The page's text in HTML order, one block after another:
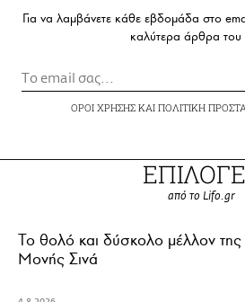
Για να λαμβάνετε κάθε εβδομάδα στο
καλύτερα άρθρα του
ΟΡΟΙ ΧΡΗΣΗΣΚΑΙ ΠΟΛΙΤΙΚΗ
από το Lifo.gr
Το θολό και δύσκολο μέλλον της
Μονής Σινά